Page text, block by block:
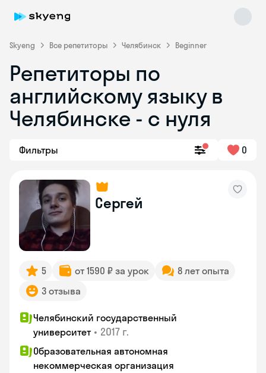
Skyeng Все репетиторы Челябинск Beginner
Репетиторы по
английскому языку в
Челябинске - с нуля
Фильтры 0
Сергей
5 от 1590 ₽ за урок
8 лет опыта
3 отзыва
Челябинский государственный
университет • 2017 г.
Образовательная автономная
некоммерческая организация
Skyeng Chat